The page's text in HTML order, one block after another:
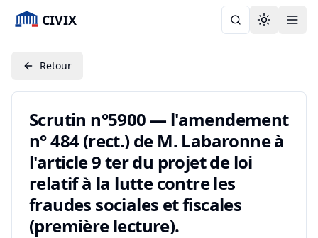
CIVIX Toggle
Retour
Scrutin n°5900 — l'amendement
n° 484 (rect.) de M. Labaronne à
l'article 9 ter du projet de loi
relatif à la lutte contre les
fraudes sociales et fiscales
(première lecture).